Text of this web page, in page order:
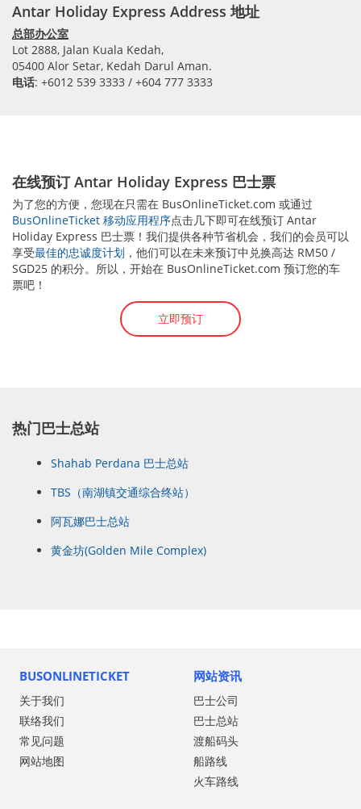
Antar Holiday Express Address 地址
总部办公室
Lot 2888, Jalan Kuala Kedah,
05400 Alor Setar, Kedah Darul Aman.
电话: +6012 539 3333 / +604 777 3333
在线预订 Antar Holiday Express 巴士票
为了您的方便，您现在只需在 BusOnlineTicket.com 或通过
BusOnlineTicket 移动应用程序点击几下即可在线预订 Antar
Holiday Express 巴士票！我们提供各种节省机会，我们的会员可以
享受最佳的忠诚度计划 ，他们可以在未来预订中兑换高达 RM50 /
SGD25 的积分。所以，开始在 BusOnlineTicket.com 预订您的车
票吧！
立即预订
热门巴士总站
Shahab Perdana 巴士总站
TBS（南湖镇交通综合终站）
阿瓦娜巴士总站
黄金坊(Golden Mile Complex)
BUSONLINETICKET
关于我们
联络我们
常见问题
网站地图
网站资讯
巴士公司
巴士总站
渡船码头
船路线
火车路线